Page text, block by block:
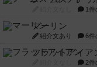
1件
マーリン
紹介文あり 6件
フラットアイア
2件